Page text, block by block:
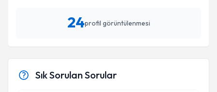
24profil görüntülenmesi
Sık Sorulan Sorular